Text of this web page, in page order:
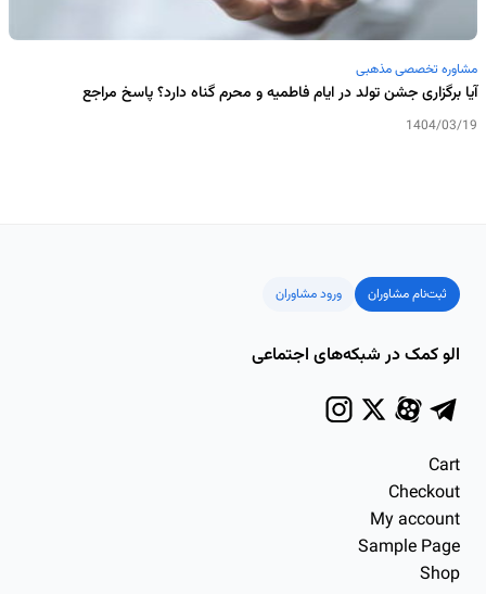
مشاوره تخصصی مذهبی
آیا برگزاری جشن تولد در ایام فاطمیه و محرم گناه دارد؟ پاسخ مراجع
1404/03/19
ثبت‌نام مشاوران ورود مشاوران
الو کمک در شبکه‌های اجتماعی
Cart
Checkout
My account
Sample Page
Shop